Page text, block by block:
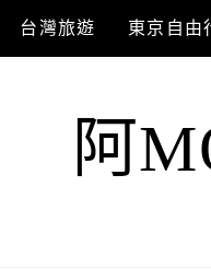
台灣旅遊 東京自由
阿